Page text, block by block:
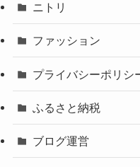
ニトリ
ファッション
プライバシーポリシ
ふるさと納税
ブログ運営